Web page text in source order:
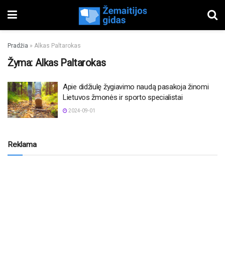
Pradžia » Alkas Paltarokas
Žyma: Alkas Paltarokas
Apie didžiulę žygiavimo naudą pasakoja žinomi
Lietuvos žmonės ir sporto specialistai
2024-09-01
Reklama